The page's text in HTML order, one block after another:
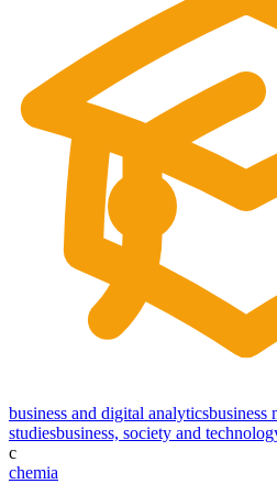
business and digital analyticsbusiness
studiesbusiness, society and
c
chemia